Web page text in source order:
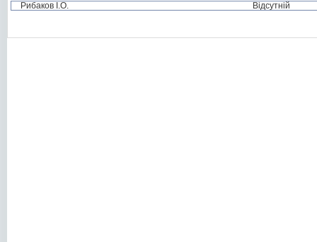
Рибаков І.О.
Відсутній